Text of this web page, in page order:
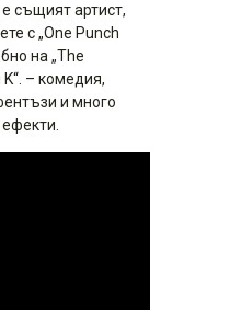
същият артист,
с „One Punch
на „The
– комедия,
и много